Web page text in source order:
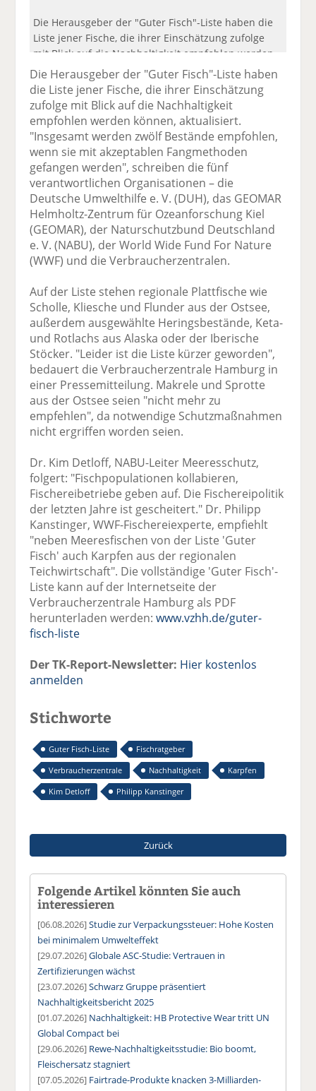
Die Herausgeber der "Guter Fisch"-Liste haben die
Liste jener Fische, die ihrer Einschätzung zufolge
mit Blick auf die Nachhaltigkeit empfohlen werden
können, aktualisiert.
Die Herausgeber der "Guter Fisch"-Liste haben
die Liste jener Fische, die ihrer Einschätzung
zufolge mit Blick auf die Nachhaltigkeit
empfohlen werden können, aktualisiert.
"Insgesamt werden zwölf Bestände empfohlen,
wenn sie mit akzeptablen Fangmethoden
gefangen werden", schreiben die fünf
verantwortlichen Organisationen – die
Deutsche Umwelthilfe e. V. (DUH), das GEOMAR
Helmholtz-Zentrum für Ozeanforschung Kiel
(GEOMAR), der Naturschutzbund Deutschland
e. V. (NABU), der World Wide Fund For Nature
(WWF) und die Verbraucherzentralen.
Auf der Liste stehen regionale Plattfische wie
Scholle, Kliesche und Flunder aus der Ostsee,
außerdem ausgewählte Heringsbestände, Keta-
und Rotlachs aus Alaska oder der Iberische
Stöcker. "Leider ist die Liste kürzer geworden",
bedauert die Verbraucherzentrale Hamburg in
einer Pressemitteilung. Makrele und Sprotte
aus der Ostsee seien "nicht mehr zu
empfehlen", da notwendige Schutzmaßnahmen
nicht ergriffen worden seien.
Dr. Kim Detloff, NABU-Leiter Meeresschutz,
folgert: "Fischpopulationen kollabieren,
Fischereibetriebe geben auf. Die Fischereipolitik
der letzten Jahre ist gescheitert." Dr. Philipp
Kanstinger, WWF-Fischereiexperte, empfiehlt
"neben Meeresfischen von der Liste 'Guter
Fisch' auch Karpfen aus der regionalen
Teichwirtschaft". Die vollständige 'Guter Fisch'-
Liste kann auf der Internetseite der
Verbraucherzentrale Hamburg als PDF
herunterladen werden:www.vzhh.de/guter-
fisch-liste
Der TK-Report-Newsletter: Hier kostenlos
anmelden
Stichworte
Guter Fisch-Liste
Fischratgeber
Verbraucherzentrale
Nachhaltigkeit
Karpfen
Kim Detloff
Philipp Kanstinger
Zurück
Folgende Artikel könnten Sie auch
interessieren
[06.08.2026]Studie zur Verpackungssteuer: Hohe Kosten
bei minimalem Umwelteffekt
[29.07.2026]Globale ASC-Studie: Vertrauen in
Zertifizierungen wächst
[23.07.2026]Schwarz Gruppe präsentiert
Nachhaltigkeitsbericht 2025
[01.07.2026] Nachhaltigkeit: HB Protective Wear tritt UN
Global Compact bei
[29.06.2026] Rewe-Nachhaltigkeitsstudie: Bio boomt,
Fleischersatz stagniert
[07.05.2026] Fairtrade-Produkte knacken 3-Milliarden-